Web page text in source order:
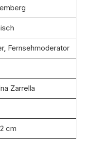
Fernsehmoderator
Zarrella
cm